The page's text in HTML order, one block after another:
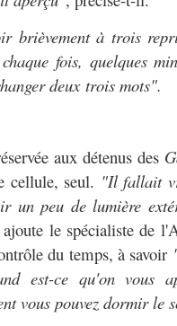
brièvement à trois
fois, quelques
deux trois mots".
aux détenus des
cellule, seul. "Il fallait
un peu de lumière
ajoute le spécialiste de
du temps, à savoir
est-ce qu'on vous
vous pouvez dormir le